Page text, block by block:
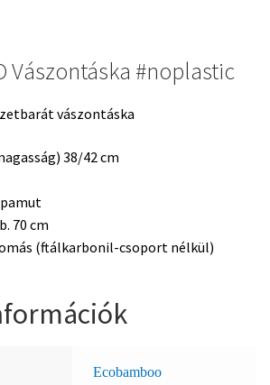
Vászontáska #noplastic
vászontáska
38/42 cm
70 cm
(ftálkarbonil-csoport nélkül)
Ecobamboo